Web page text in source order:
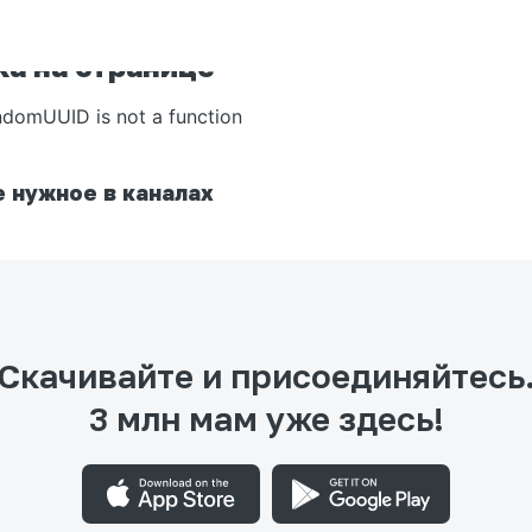
на странице
is not a function
нужное в каналах
и присоединяйтесь.
3 млн мам уже здесь!